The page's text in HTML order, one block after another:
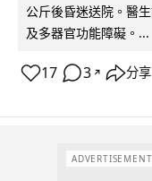
公斤後昏迷送院。醫
及多器官功能障礙。...
17 3 ↗ 分享
ADVERTISEMENT